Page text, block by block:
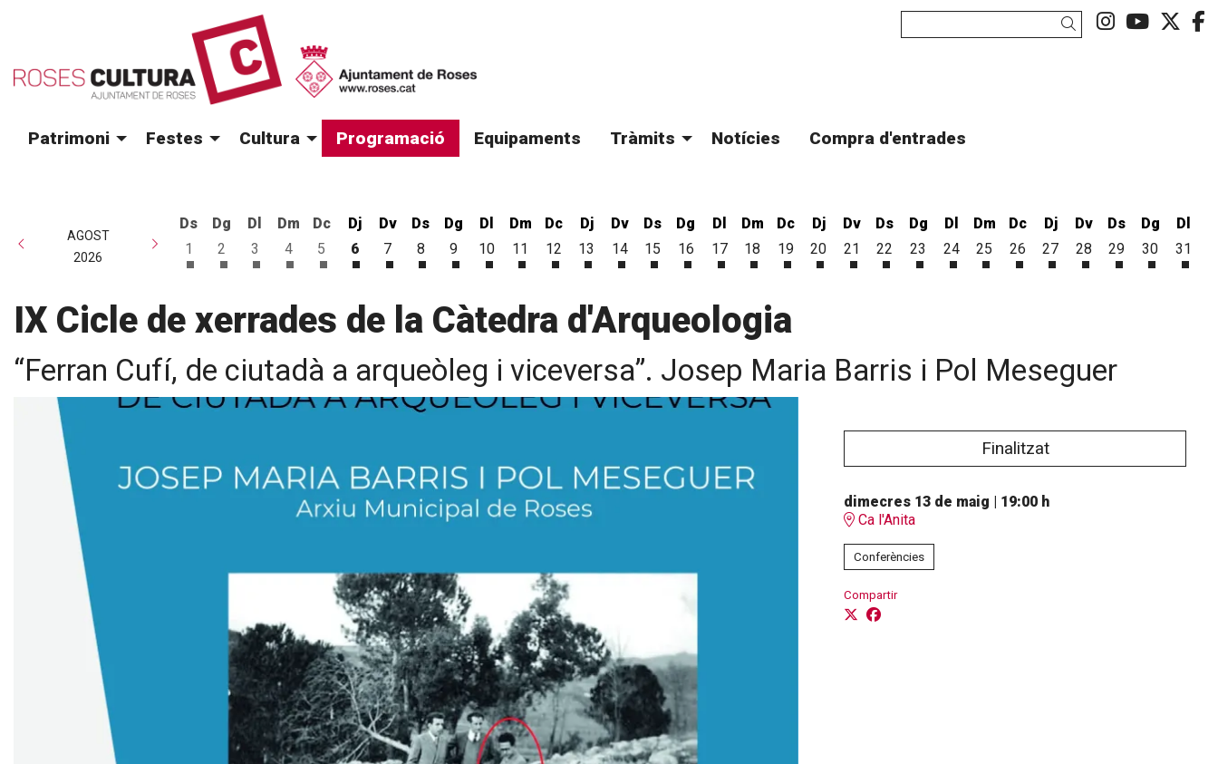
Link aLink a
Cercar
Patrimoni Festes Cultura Programació Equipaments Tràmits Notícies Compra d'entrades
AGOST
2026
Ds
1
Dissabte 1 d'agost
Dg
2
Diumenge 2 d'agost
Dl
3
Dilluns 3 d'agost
Dm
4
Dimarts 4 d'agost
Dc
5
Dimecres 5 d'agost
Dj
6
Dijous 6 d'agost
Dv
7
Divendres 7 d'agost
Ds
8
Dissabte 8 d'agost
Dg
9
Diumenge 9 d'agost
Dl
10
Dilluns 10 d'agost
Dm
11
Dimarts 11 d'agost
Dc
12
Dimecres 12 d'agost
Dj
13
Dijous 13 d'agost
Dv
14
Divendres 14 d'agost
Ds
15
Dissabte 15 d'agost
Dg
16
Diumenge 16 d'agost
Dl
17
Dilluns 17 d'agost
Dm
18
Dimarts 18 d'agost
Dc
19
Dimecres 19 d'agost
Dj
20
Dijous 20 d'agost
Dv
21
Divendres 21 d'agost
Ds
22
Dissabte 22 d'agost
Dg
23
Diumenge 23 d'agost
Dl
24
Dilluns 24 d'agost
Dm
25
Dimarts 25 d'agost
Dc
26
Dimecres 26 d'agost
Dj
27
Dijous 27 d'agost
Dv
28
Divendres 28 d'agost
Ds
29
Dissabte 29
Dg
30
Dl
31
IX Cicle de xerrades de la Càtedra d'Arqueologia
“Ferran Cufí, de ciutadà a arqueòleg i viceversa”. Josep Maria Barris i Pol Meseguer
Finalitzat
dimecres 13 de maig
19:00 h
Ca l'Anita
Conferències
Compartir